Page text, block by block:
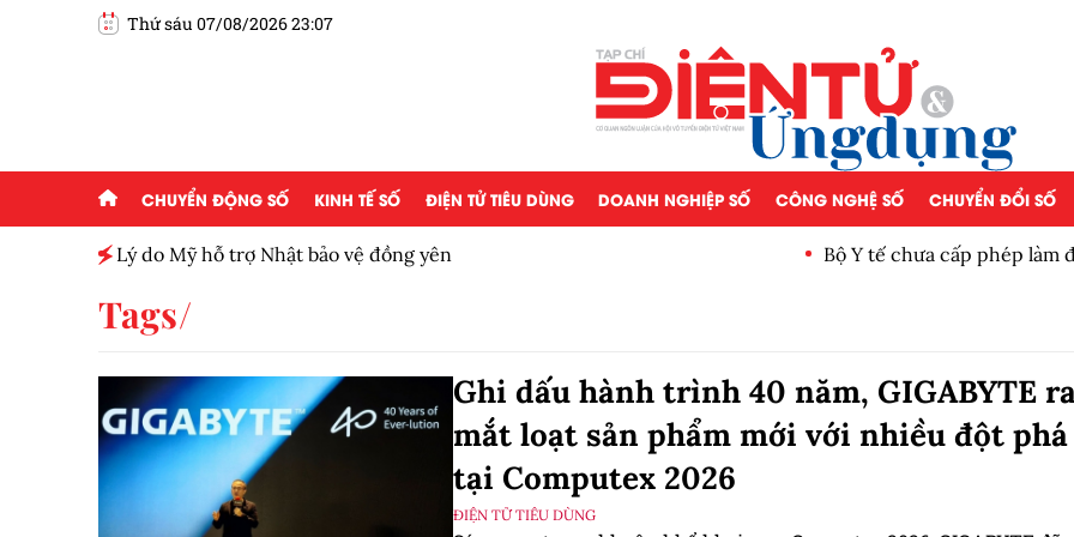
Thứ sáu 07/08/2026 23:07
CHUYỂN ĐỘNG SỐ KINH TẾ SỐ ĐIỆN TỬ TIÊU DÙNG DOANH NGHIỆP SỐ CÔNG NGHỆ SỐ CHUYỂN ĐỔI SỐ
Lý do Mỹ hỗ trợ Nhật bảo vệ đồng yên Bộ Y tế chưa cấp phép làm
Tags
Ghi dấu hành trình 40 năm, GIGABYTE
mắt loạt sản phẩm mới với nhiều đột phá
tại Computex 2026
ĐIỆN TỬ TIÊU DÙNG